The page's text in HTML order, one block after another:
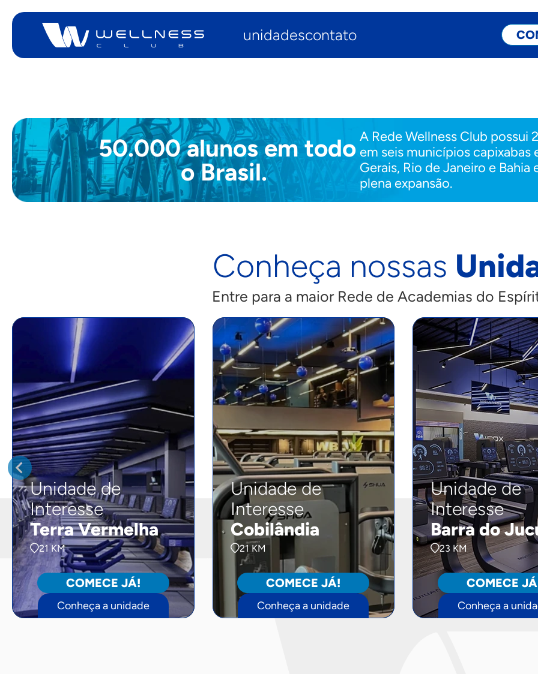
unidadescontato
50.000 alunos em todo
o Brasil.
A Rede Wellness Club possui
em seis municípios capixabas
Gerais, Rio de Janeiro e Bahia
plena expansão.
Conheça nossas
Entre para a maior Rede de Academias do
Unidade de
Interesse
Terra Vermelha
21 KM
COMECE JÁ!
Conheça a unidade
Unidade de
Interesse
Cobilândia
21 KM
COMECE JÁ!
Conheça a unidade
Unidade de
Interesse
Barra do
23 KM
COMECE
Conheça a